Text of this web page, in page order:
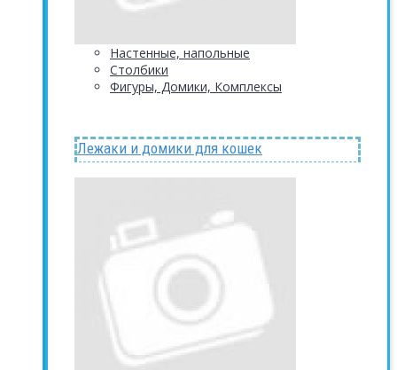
Настенные, напольные
Столбики
Фигуры, Домики, Комплексы
Лежаки и домики для кошек